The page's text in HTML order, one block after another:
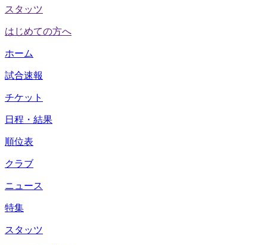
スタッツ
はじめての方へ
ホーム
試合速報
チケット
日程・結果
順位表
クラブ
ニュース
特集
スタッツ